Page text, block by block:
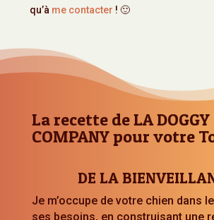
qu’à me contacter ! 🙂
La recette de LA DOGGY
COMPANY pour votre
DE LA
Je m’occupe de votre chien dans
ses besoins, en construisant une